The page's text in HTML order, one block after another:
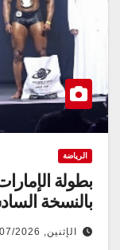
الرياضة
بطولة
بالنسخة
الإثنين, 27/07/2026